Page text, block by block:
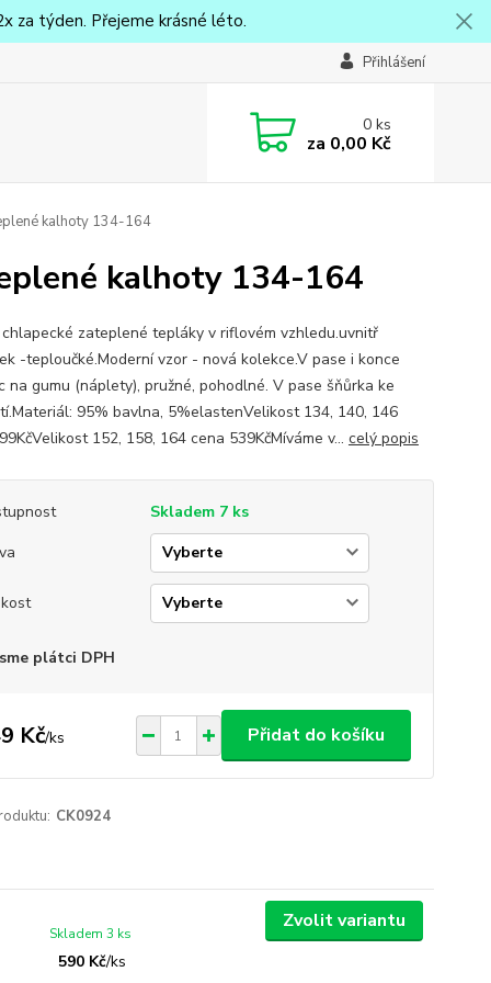
za týden. Přejeme krásné léto.
Přihlášení
0ks
za 0,00 Kč
kalhoty 134-164
kalhoty 134-164
zateplené tepláky v riflovém vzhledu.uvnitř
-teploučké.Moderní vzor - nová kolekce.V pase i konce
na gumu (náplety), pružné, pohodlné. V pase šňůrka ke
95% bavlna, 5%elastenVelikost 134, 140, 146
152, 158, 164 cena 539KčMíváme v... celý popis
Skladem 7 ks
plátci DPH
Kč/ks Přidat do košíku
CK0924
590 Kč/ks
Skladem 3 ks
Zvolit variantu